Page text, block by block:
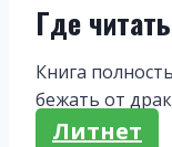
Где
Книга
бежать от
Литнет